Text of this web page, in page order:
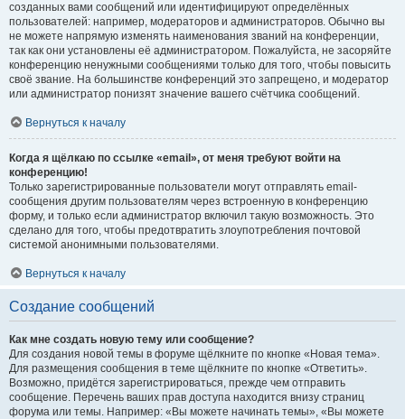
созданных вами сообщений или идентифицируют определённых
пользователей: например, модераторов и администраторов. Обычно вы
не можете напрямую изменять наименования званий на конференции,
так как они установлены её администратором. Пожалуйста, не засоряйте
конференцию ненужными сообщениями только для того, чтобы повысить
своё звание. На большинстве конференций это запрещено, и модератор
или администратор понизят значение вашего счётчика сообщений.
Вернуться к началу
Когда я щёлкаю по ссылке «email», от меня требуют войти на
конференцию!
Только зарегистрированные пользователи могут отправлять email-
сообщения другим пользователям через встроенную в конференцию
форму, и только если администратор включил такую возможность. Это
сделано для того, чтобы предотвратить злоупотребления почтовой
системой анонимными пользователями.
Вернуться к началу
Создание сообщений
Как мне создать новую тему или сообщение?
Для создания новой темы в форуме щёлкните по кнопке «Новая тема».
Для размещения сообщения в теме щёлкните по кнопке «Ответить».
Возможно, придётся зарегистрироваться, прежде чем отправить
сообщение. Перечень ваших прав доступа находится внизу страниц
форума или темы. Например: «Вы можете начинать темы», «Вы можете